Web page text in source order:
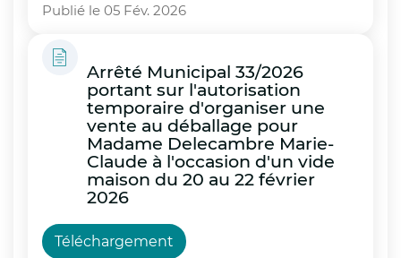
Publié le 05 Fév. 2026
Arrêté Municipal 33/2026
portant sur l'autorisation
temporaire d'organiser une
vente au déballage pour
Madame Delecambre Marie-
Claude à l'occasion d'un vide
maison du 20 au 22 février
2026
Téléchargement